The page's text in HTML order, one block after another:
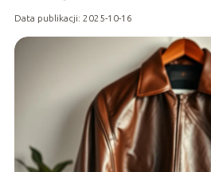
Data publikacji: 2025-10-16